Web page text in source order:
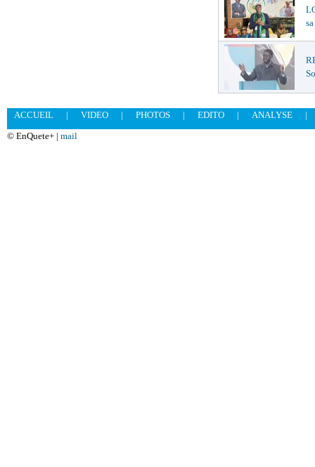
ACCUEIL | VIDEO | PHOTOS | EDITO | ANALYSE
|
© EnQuete+ | mail